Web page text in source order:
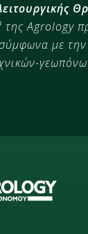
της Agrology
με την